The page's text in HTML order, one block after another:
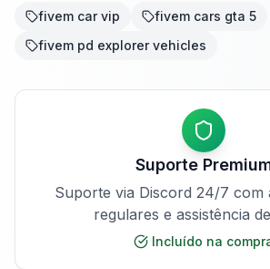
fivem car vip
fivem cars gta 5
fivem pd explorer vehicles
Suporte
Suporte via Discord 24/7 com
regulares e assistência
Incluído na